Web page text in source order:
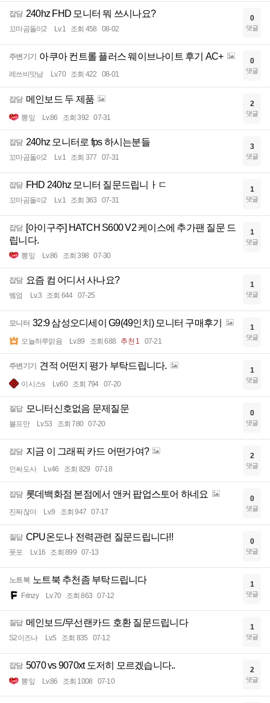
잡담 240hz FHD 모니터 뭐 쓰시나요?
꼬마곰돌이2 Lv.1 조회 458 08-02
0
댓글
주변기기 아쿠아 컨트롤 플러스 웨이브나이트 후기 AC+
레쓰비맛남 Lv.70 조회 422 08-01
0
댓글
잡담 메인보드 두 제품
뽕잎 Lv.86 조회 392 07-31
2
댓글
잡담 240hz 모니터로 fps 하시는분들
꼬마곰돌이2 Lv.1 조회 377 07-31
3
댓글
잡담 FHD 240hz 모니터 질문드립니ㅏㄷ
꼬마곰돌이2 Lv.1 조회 363 07-31
1
댓글
잡담
[아이구주] HATCH S600 V2 케이스에 추가팬 질문 드
립니다.
뽕잎 Lv.86 조회 398 07-30
1
댓글
잡담 요즘 컴 어디서 사나요?
벸엄 Lv.3 조회 644 07-25
1
댓글
모니터 32:9 삼성오디세이 G9(49인치) 모니터 구매후기
오늘하루맑음 Lv.89 조회 688 추천 1 07-21
1
댓글
주변기기 견적 어떤지 평가 부탁드립니다.
이시스s Lv.60 조회 794 07-20
1
댓글
질답 모니터신호없음 문제질문
볼프만 Lv.53 조회 780 07-20
0
댓글
잡담 지금 이 그래픽 카드 어떤가여?
인싸도사 Lv.46 조회 829 07-18
2
댓글
잡담 롯데백화점 본점에서 앤커 팝업스토어 하네요
진짜잖아 Lv.9 조회 947 07-17
0
댓글
질답 CPU온도나 전력관련 질문드립니다!!
폿포 Lv.16 조회 899 07-13
0
댓글
노트북 노트북 추천좀 부탁드립니다
Frinzy Lv.70 조회 863 07-12
1
댓글
질답 메인보드/무선랜카드 호환 질문드립니다
S2이즈나 Lv.5 조회 835 07-12
1
댓글
잡담 5070 vs 9070xt 도저히 모르겠습니다..
뽕잎 Lv.86 조회 1008 07-10
2
댓글